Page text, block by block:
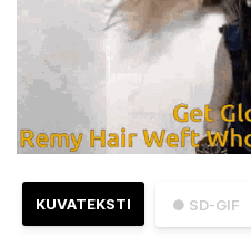
● SD-GIF
KUVATEKSTI